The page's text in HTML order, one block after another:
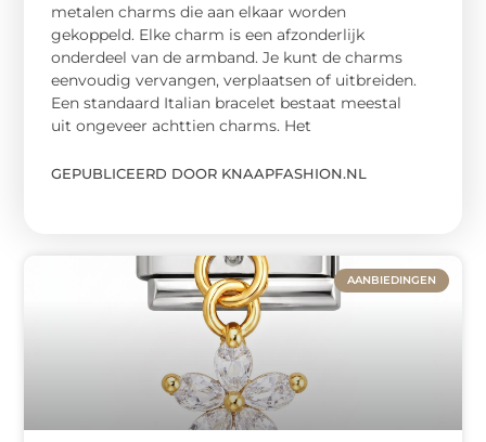
metalen charms die aan elkaar worden
gekoppeld. Elke charm is een afzonderlijk
onderdeel van de armband. Je kunt de charms
eenvoudig vervangen, verplaatsen of uitbreiden.
Een standaard Italian bracelet bestaat meestal
uit ongeveer achttien charms. Het
GEPUBLICEERD DOOR KNAAPFASHION.NL
AANBIEDINGEN